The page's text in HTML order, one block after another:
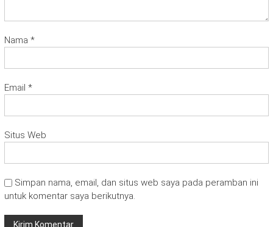
Nama *
Email *
Situs Web
Simpan nama, email, dan situs web saya pada peramban ini
untuk komentar saya berikutnya.